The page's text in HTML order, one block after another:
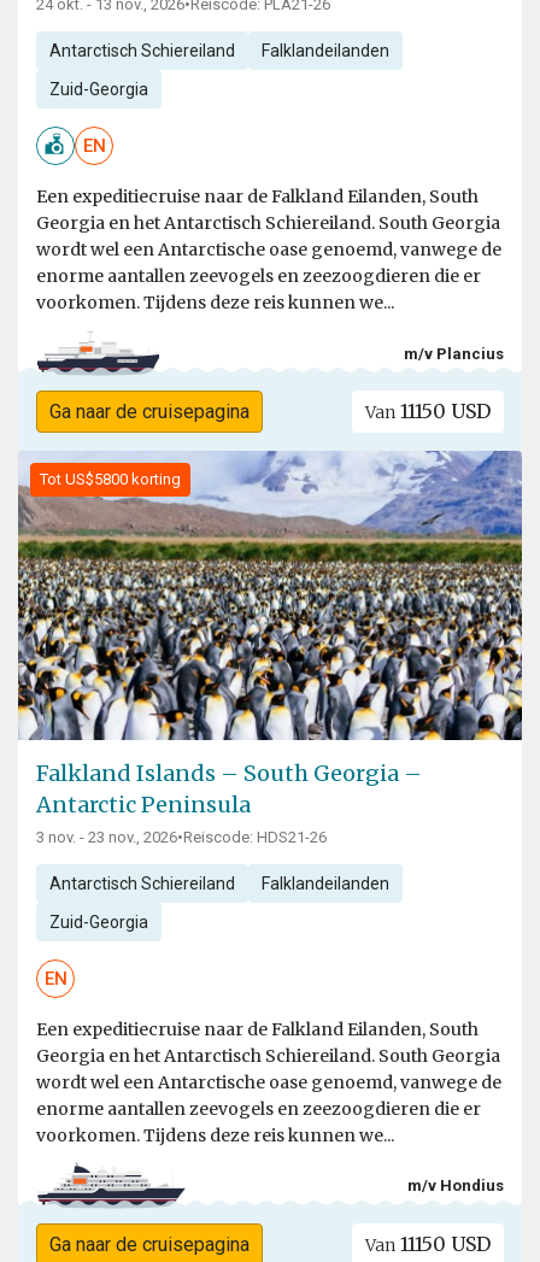
24 okt. - 13 nov., 2026•Reiscode: PLA21-26
Antarctisch Schiereiland Falklandeilanden
Zuid-Georgia
EN
Een expeditiecruise naar de Falkland Eilanden, South
Georgia en het Antarctisch Schiereiland. South Georgia
wordt wel een Antarctische oase genoemd, vanwege de
enorme aantallen zeevogels en zeezoogdieren die er
voorkomen. Tijdens deze reis kunnen we...
m/v Plancius
Ga naar de cruisepagina Van 11150 USD
Tot US$5800 korting
Falkland Islands – South Georgia –
Antarctic Peninsula
3 nov. - 23 nov., 2026•Reiscode: HDS21-26
Antarctisch Schiereiland Falklandeilanden
Zuid-Georgia
EN
Een expeditiecruise naar de Falkland Eilanden, South
Georgia en het Antarctisch Schiereiland. South Georgia
wordt wel een Antarctische oase genoemd, vanwege de
enorme aantallen zeevogels en zeezoogdieren die er
voorkomen. Tijdens deze reis kunnen we...
m/v Hondius
Ga naar de cruisepagina Van 11150 USD